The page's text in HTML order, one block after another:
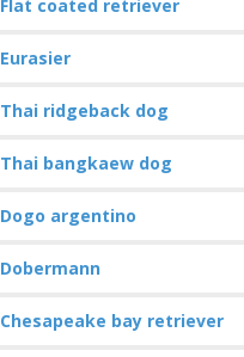
Flat coated retriever
Eurasier
Thai ridgeback dog
Thai bangkaew dog
Dogo argentino
Dobermann
Chesapeake bay retriever